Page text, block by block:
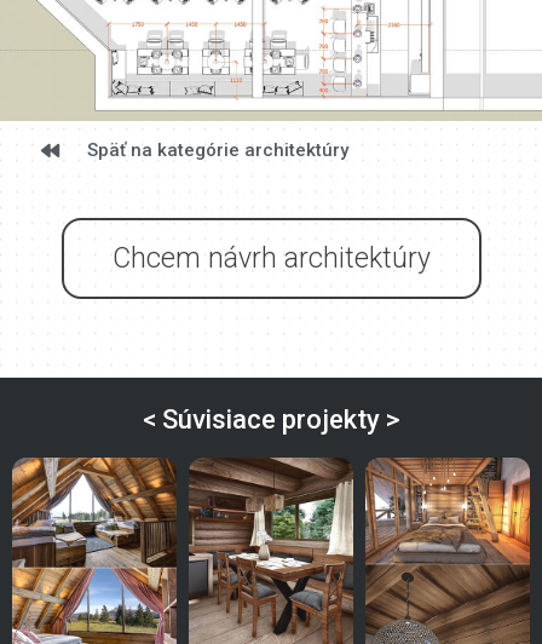
Späť na kategórie architektúry
Chcem návrh architektúry
< Súvisiace projekty >